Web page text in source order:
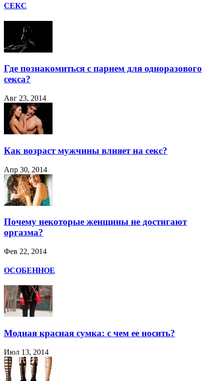
СЕКС
Где познакомиться с парнем для одноразового
секса?
Авг 23, 2014
Как возраст мужчины влияет на секс?
Апр 30, 2014
Почему некоторые женщины не достигают
оргазма?
Фев 22, 2014
ОСОБЕННОЕ
Модная красная сумка: с чем ее носить?
Июл 13, 2014